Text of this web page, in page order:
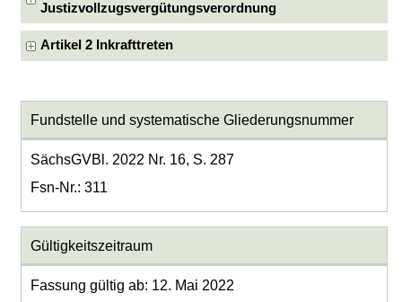
Justizvollzugsvergütungsverordnung
Artikel 2 Inkrafttreten
Fundstelle und systematische Gliederungsnummer
SächsGVBl. 2022 Nr. 16, S. 287
Fsn-Nr.: 311
Gültigkeitszeitraum
Fassung gültig ab: 12. Mai 2022